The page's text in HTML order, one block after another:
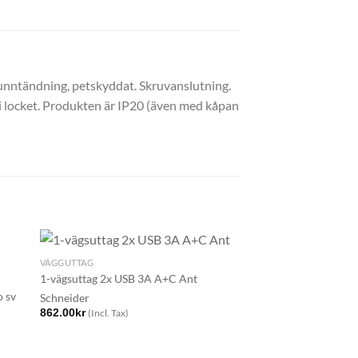
petskyddat. Skruvanslutning.
Produkten är IP20 (även med kåpan
sv
VÄGGUTTAG
1-vägsuttag 2x USB 3A A+C Ant
Schneider
862.00kr (Incl. Tax)